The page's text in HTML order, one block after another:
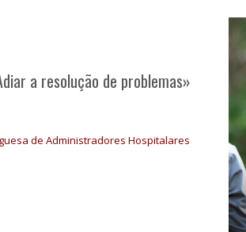
a resolução de problemas»
de Administradores Hospitalares